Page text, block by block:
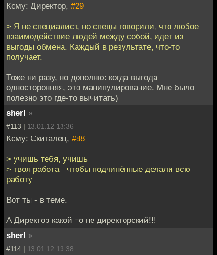
Кому: Директор, #29
> Я не специалист, но спецы говорили, что любое
взаимодействие людей между собой, идёт из
выгоды обмена. Каждый в результате, что-то
получает.
Тоже ни разу, но дополню: когда выгода
односторонняя, это манипулирование. Мне было
полезно это где-то вычитать)
sherl »
#113 | 13.01.12 13:36
Кому: Скиталец, #88
> учишь тебя, учишь
> твоя работа - чтобы подчинённые делали всю
работу
Вот ты - в теме.
А Директор какой-то не директорский!!!
sherl »
#114 | 13.01.12 13:38